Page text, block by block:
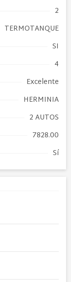
2
TERMOTANQUE
SI
4
Excelente
HERMINIA
2 AUTOS
7828.00
Sí